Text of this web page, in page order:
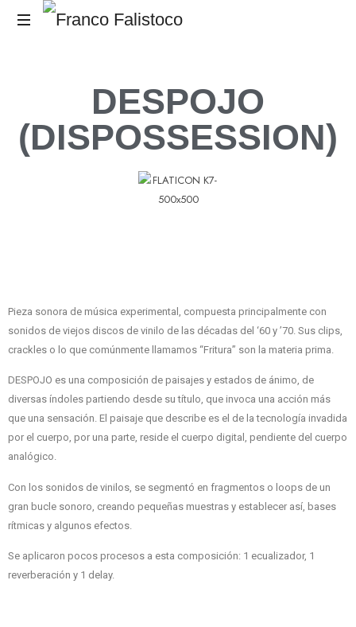
Mensaje.
DESPOJO
(DISPOSSESSION)
Pieza sonora de música experimental, compuesta principalmente con
sonidos de viejos discos de vinilo de las décadas del ‘60 y ’70. Sus clips,
crackles o lo que comúnmente llamamos “Fritura” son la materia prima.
DESPOJO es una composición de paisajes y estados de ánimo, de
diversas índoles partiendo desde su título, que invoca una acción más
que una sensación. El paisaje que describe es el de la tecnología invadida
por el cuerpo, por una parte, reside el cuerpo digital, pendiente del cuerpo
analógico.
Con los sonidos de vinilos, se segmentó en fragmentos o loops de un
gran bucle sonoro, creando pequeñas muestras y establecer así, bases
rítmicas y algunos efectos.
Se aplicaron pocos procesos a esta composición: 1 ecualizador, 1
reverberación y 1 delay.